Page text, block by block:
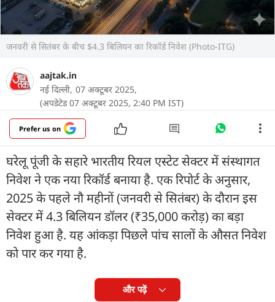
जनवरी से सितंबर के बीच $4.3 बिलियन का रिकॉर्ड निवेश (Photo-ITG)
aajtak.in
नई दिल्ली, 07 अक्टूबर 2025,
(अपडेटेड 07 अक्टूबर 2025, 2:40 PM IST)
Prefer us on
घरेलू पूंजी के सहारे भारतीय रियल एस्टेट सेक्टर में संस्थागत
निवेश ने एक नया रिकॉर्ड बनाया है. एक रिपोर्ट के अनुसार,
2025 के पहले नौ महीनों (जनवरी से सितंबर) के दौरान इस
सेक्टर में 4.3 बिलियन डॉलर (₹35,000 करोड़) का बड़ा
निवेश हुआ है. यह आंकड़ा पिछले पांच सालों के औसत निवेश
को पार कर गया है.
और पढ़ें